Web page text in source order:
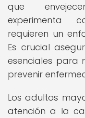
que
experimenta
requieren un
Es crucial
esenciales para
prevenir
Los adultos
atención a la